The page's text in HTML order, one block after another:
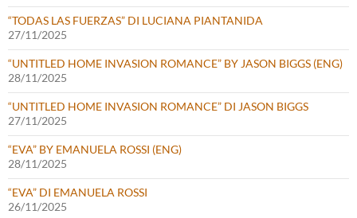
“TODAS LAS FUERZAS” DI LUCIANA PIANTANIDA
27/11/2025
“UNTITLED HOME INVASION ROMANCE” BY JASON BIGGS (ENG)
28/11/2025
“UNTITLED HOME INVASION ROMANCE” DI JASON BIGGS
27/11/2025
“EVA” BY EMANUELA ROSSI (ENG)
28/11/2025
“EVA” DI EMANUELA ROSSI
26/11/2025